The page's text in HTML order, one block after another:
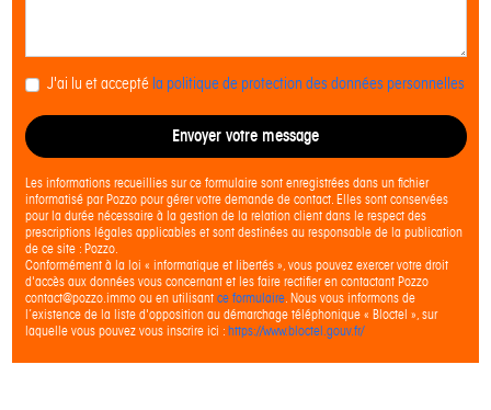
J'ai lu et accepté la politique de protection des données personnelles
Envoyer votre message
Les informations recueillies sur ce formulaire sont enregistrées dans un fichier
informatisé par Pozzo pour gérer votre demande de contact. Elles sont conservées
pour la durée nécessaire à la gestion de la relation client dans le respect des
prescriptions légales applicables et sont destinées au responsable de la publication
de ce site : Pozzo.
Conformément à la loi « informatique et libertés », vous pouvez exercer votre droit
d'accès aux données vous concernant et les faire rectifier en contactant Pozzo
contact@pozzo.immo ou en utilisant ce formulaire. Nous vous informons de
l’existence de la liste d'opposition au démarchage téléphonique « Bloctel », sur
laquelle vous pouvez vous inscrire ici : https://www.bloctel.gouv.fr/